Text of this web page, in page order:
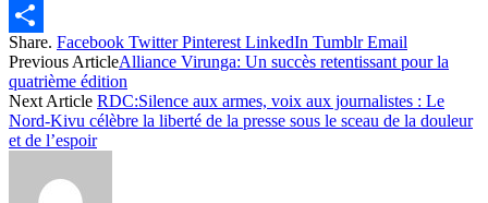
Twitter
Share
Share. Facebook Twitter Pinterest LinkedIn Tumblr Email
Previous ArticleAlliance Virunga: Un succès retentissant pour la
quatrième édition
Next Article RDC:Silence aux armes, voix aux journalistes : Le
Nord-Kivu célèbre la liberté de la presse sous le sceau de la douleur
et de l’espoir